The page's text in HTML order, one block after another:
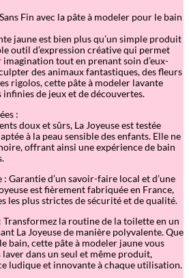
Fin avec la pâte à modeler pour le bain
jaune est bien plus qu’un simple produit
outil d’expression créative qui permet
tout en prenant soin d’eux-
des animaux fantastiques, des fleurs
rigolos, cette pâte à modeler lavante
de jeux et de découvertes.
:
doux et sûrs, La Joyeuse est testée
à la peau sensible des enfants. Elle ne
offrant ainsi une expérience de bain
Garantie d’un savoir-faire local et d’une
est fièrement fabriquée en France,
les plus strictes de sécurité et de qualité.
la routine de la toilette en un
La Joyeuse de manière polyvalente. Que
bain, cette pâte à modeler jaune vous
dans un seul et même produit,
ludique et innovante à chaque utilisation.